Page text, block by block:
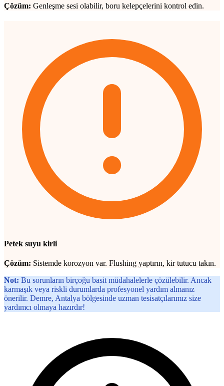
Çözüm: Genleşme sesi olabilir, boru kelepçelerini kontrol edin.
Petek suyu kirli
Çözüm: Sistemde korozyon var. Flushing yaptırın, kir tutucu takın.
Not: Bu sorunların birçoğu basit müdahalelerle çözülebilir. Ancak
karmaşık veya riskli durumlarda profesyonel yardım almanız
önerilir. Demre, Antalya bölgesinde uzman tesisatçılarımız size
yardımcı olmaya hazırdır!